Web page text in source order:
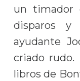
un timador
disparos
ayudante
criado rudo.
libros de